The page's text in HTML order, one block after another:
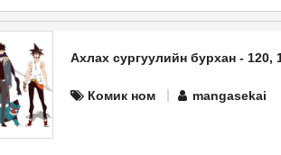
Ахлах сургуулийн бурхан - 120,
Комик ном mangasekai